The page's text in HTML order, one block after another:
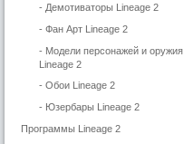
- Демотиваторы Lineage 2
- Фан Арт Lineage 2
- Модели персонажей и оружия
Lineage 2
- Обои Lineage 2
- Юзербары Lineage 2
Программы Lineage 2